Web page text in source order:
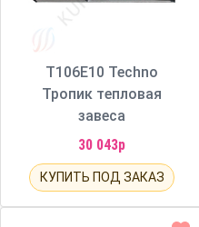
Т106E10 Techno
Тропик тепловая
завеса
30 043р
КУПИТЬ ПОД ЗАКАЗ